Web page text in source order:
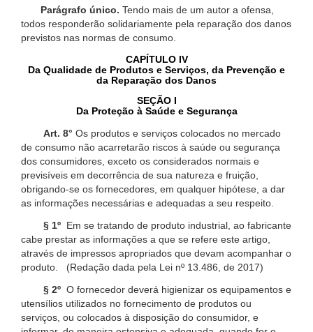
Parágrafo único. Tendo mais de um autor a ofensa,
todos responderão solidariamente pela reparação dos danos
previstos nas normas de consumo.
CAPÍTULO IV
Da Qualidade de Produtos e Serviços, da Prevenção e
da Reparação dos Danos
SEÇÃO I
Da Proteção à Saúde e Segurança
Art. 8° Os produtos e serviços colocados no mercado
de consumo não acarretarão riscos à saúde ou segurança
dos consumidores, exceto os considerados normais e
previsíveis em decorrência de sua natureza e fruição,
obrigando-se os fornecedores, em qualquer hipótese, a dar
as informações necessárias e adequadas a seu respeito.
§ 1º Em se tratando de produto industrial, ao fabricante
cabe prestar as informações a que se refere este artigo,
através de impressos apropriados que devam acompanhar o
produto. (Redação dada pela Lei nº 13.486, de 2017)
§ 2º O fornecedor deverá higienizar os equipamentos e
utensílios utilizados no fornecimento de produtos ou
serviços, ou colocados à disposição do consumidor, e